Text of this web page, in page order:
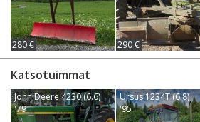
280 € 290 €
Katsotuimmat
John Deere 4230 (6.6)
'79
Ursus 1234T (6.8)
'95